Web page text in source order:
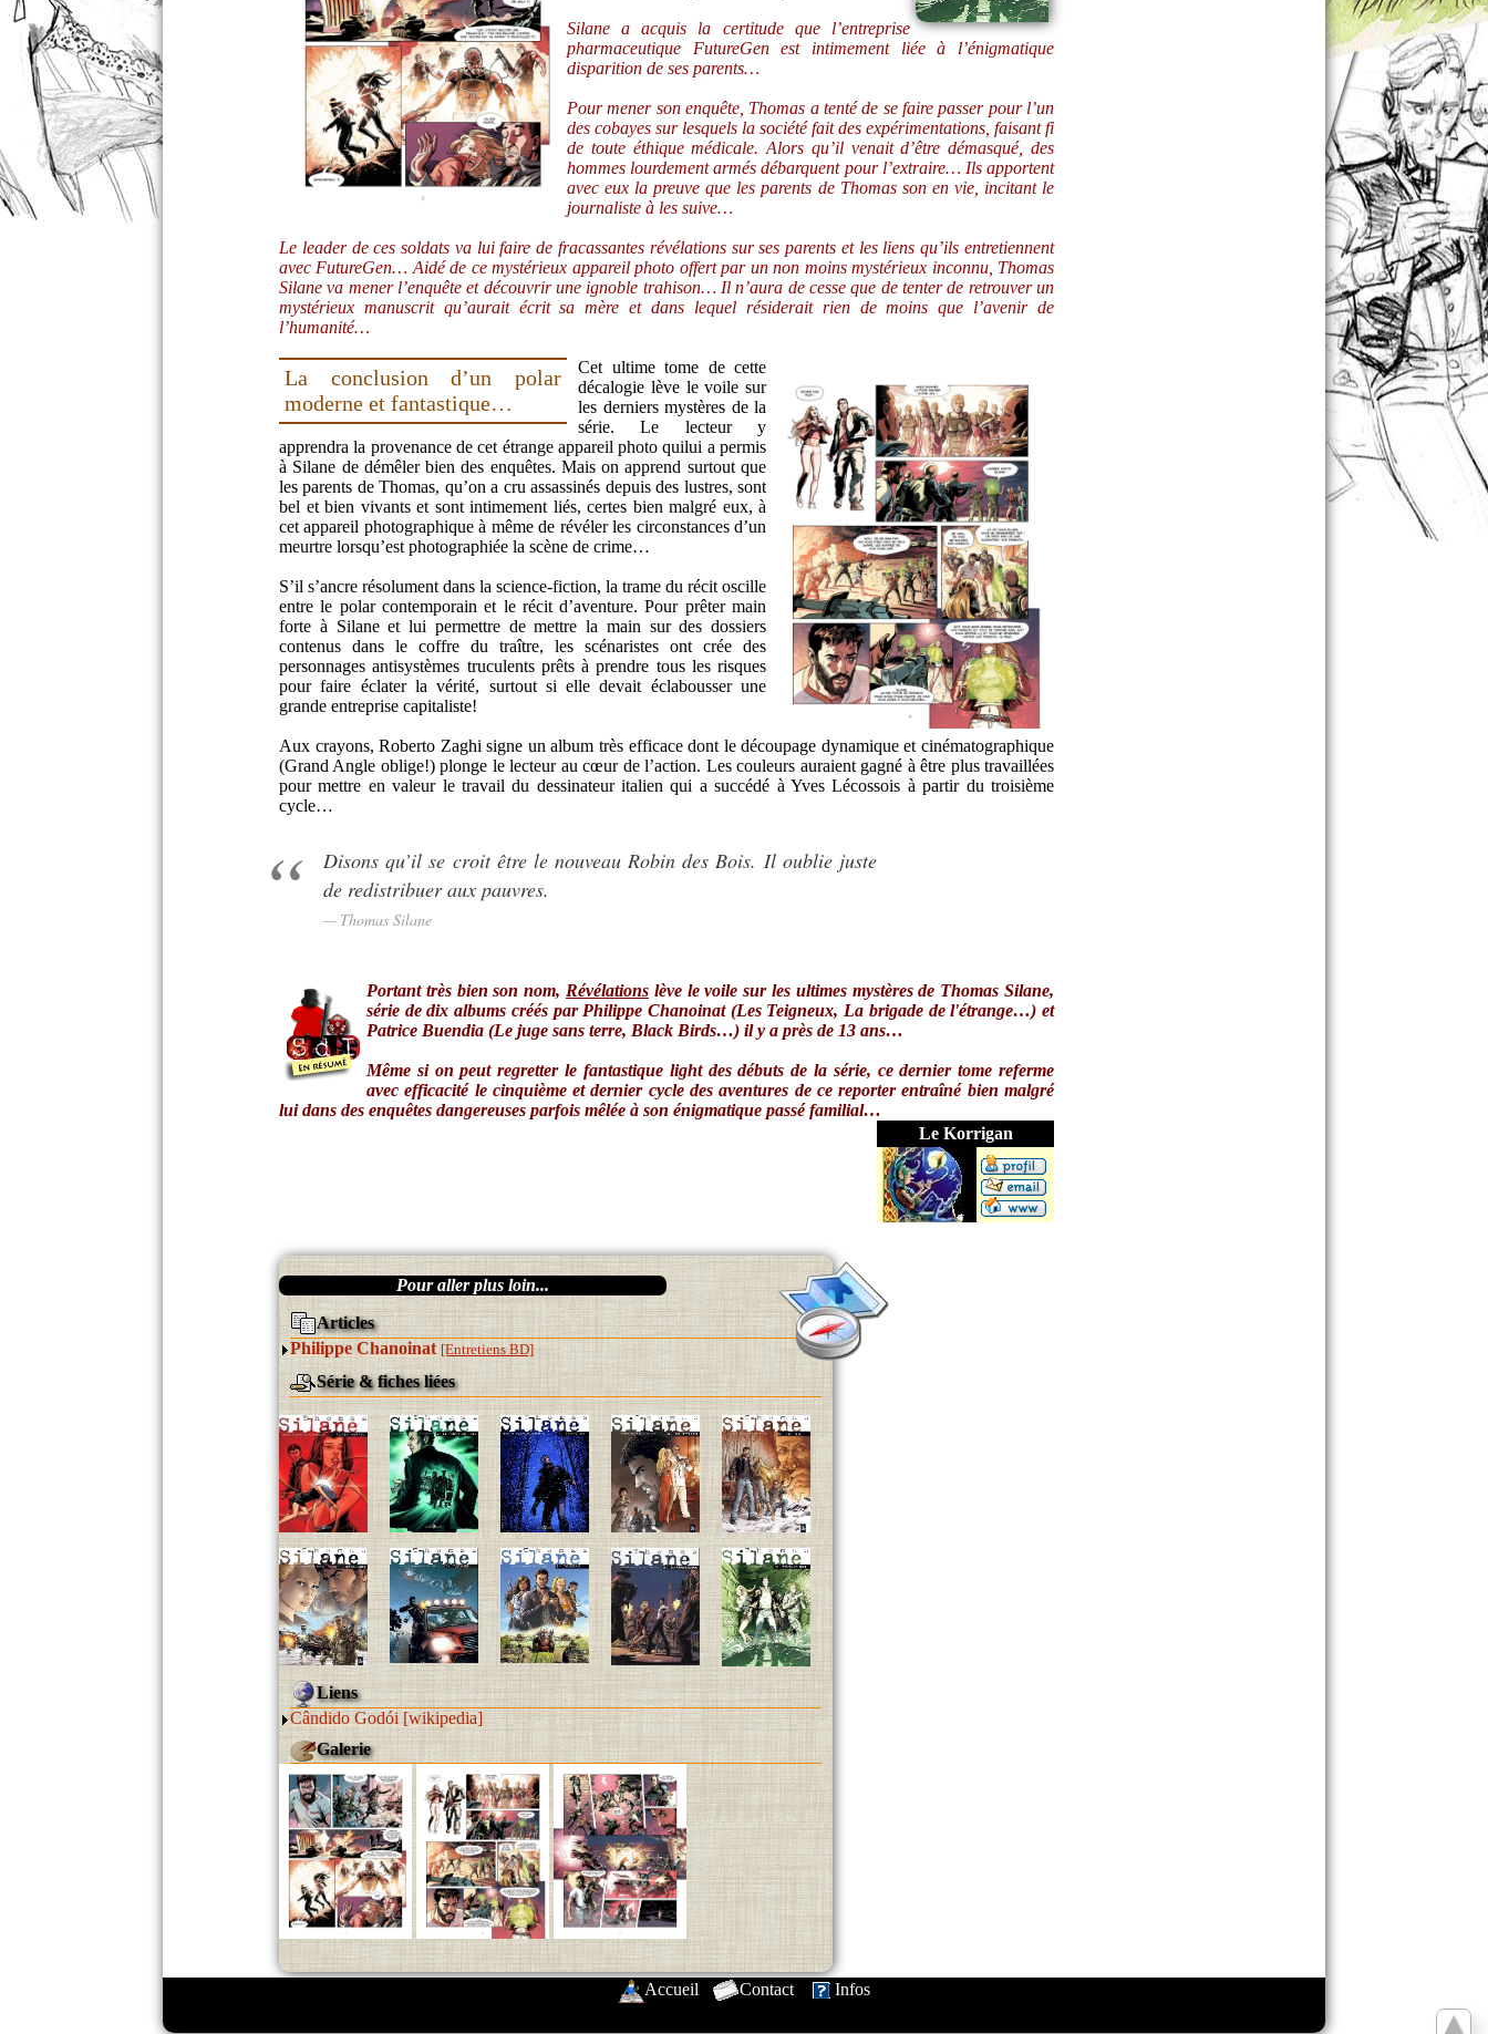
Silane a acquis la certitude que l’entreprise
pharmaceutique FutureGen est intimement liée à l’énigmatique
disparition de ses parents…
Pour mener son enquête, Thomas a tenté de se faire passer pour l’un
des cobayes sur lesquels la société fait des expérimentations, faisant fi
de toute éthique médicale. Alors qu’il venait d’être démasqué, des
hommes lourdement armés débarquent pour l’extraire… Ils apportent
avec eux la preuve que les parents de Thomas son en vie, incitant le
journaliste à les suive…
Le leader de ces soldats va lui faire de fracassantes révélations sur ses parents et les liens qu’ils entretiennent
avec FutureGen… Aidé de ce mystérieux appareil photo offert par un non moins mystérieux inconnu, Thomas
Silane va mener l’enquête et découvrir une ignoble trahison… Il n’aura de cesse que de tenter de retrouver un
mystérieux manuscrit qu’aurait écrit sa mère et dans lequel résiderait rien de moins que l’avenir de
l’humanité…
La conclusion d’un polar
moderne et fantastique…
Cet ultime tome de cette
décalogie lève le voile sur
les derniers mystères de la
série. Le lecteur y
apprendra la provenance de cet étrange appareil photo quilui a permis
à Silane de démêler bien des enquêtes. Mais on apprend surtout que
les parents de Thomas, qu’on a cru assassinés depuis des lustres, sont
bel et bien vivants et sont intimement liés, certes bien malgré eux, à
cet appareil photographique à même de révéler les circonstances d’un
meurtre lorsqu’est photographiée la scène de crime…
S’il s’ancre résolument dans la science-fiction, la trame du récit oscille
entre le polar contemporain et le récit d’aventure. Pour prêter main
forte à Silane et lui permettre de mettre la main sur des dossiers
contenus dans le coffre du traître, les scénaristes ont crée des
personnages antisystèmes truculents prêts à prendre tous les risques
pour faire éclater la vérité, surtout si elle devait éclabousser une
grande entreprise capitaliste!
Aux crayons, Roberto Zaghi signe un album très efficace dont le découpage dynamique et cinématographique
(Grand Angle oblige!) plonge le lecteur au cœur de l’action. Les couleurs auraient gagné à être plus travaillées
pour mettre en valeur le travail du dessinateur italien qui a succédé à Yves Lécossois à partir du troisième
cycle…
Disons qu’il se croit être le nouveau Robin des Bois. Il oublie juste
de redistribuer aux pauvres.
Thomas Silane
Portant très bien son nom, Révélations lève le voile sur les ultimes mystères de Thomas Silane,
série de dix albums créés par Philippe Chanoinat (Les Teigneux, La brigade de l'étrange…) et
Patrice Buendia (Le juge sans terre, Black Birds…) il y a près de 13 ans…
Même si on peut regretter le fantastique light des débuts de la série, ce dernier tome referme
avec efficacité le cinquième et dernier cycle des aventures de ce reporter entraîné bien malgré
lui dans des enquêtes dangereuses parfois mêlée à son énigmatique passé familial…
Le Korrigan
Pour aller plus loin...
Articles
Philippe Chanoinat [Entretiens BD]
Série & fiches liées
Liens
Cândido Godói [wikipedia]
Galerie
Accueil Contact Infos